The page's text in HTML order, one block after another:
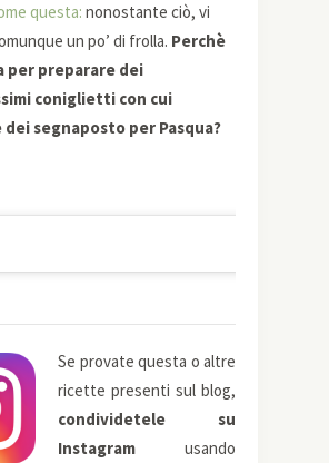
questa: nonostante ciò, vi
un po’ di frolla. Perchè
per preparare dei
coniglietti con cui
segnaposto per Pasqua?
Se provate questa o altre
ricette presenti sul blog,
condividetele su
Instagram usando